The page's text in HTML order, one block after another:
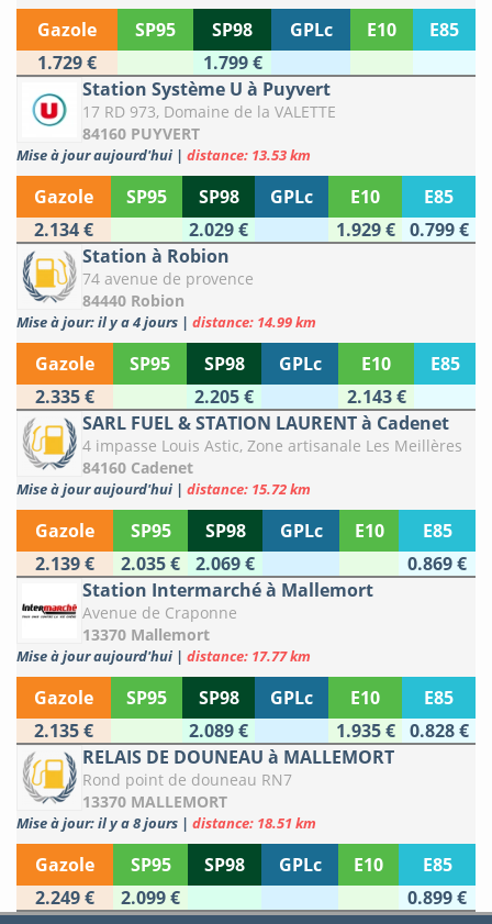
Gazole SP95 SP98 GPLc E10
E85
1.729 €
1.799 €
Station Système U à Puyvert
17 RD 973, Domaine de la VALETTE
84160 PUYVERT
Mise à jour aujourd'hui | distance: 13.53 km
Gazole SP95 SP98 GPLc E10
E85
2.134 €
2.029 € 1.929 €
0.799 €
Station à Robion
74 avenue de provence
84440 Robion
Mise à jour: il y a 4 jours | distance: 14.99 km
Gazole SP95 SP98 GPLc E10
E85
2.335 €
2.205 €
2.143 €
SARL FUEL & STATION LAURENT à Cadenet
4 impasse Louis Astic, Zone artisanale Les Meillères
84160 Cadenet
Mise à jour aujourd'hui | distance: 15.72 km
Gazole SP95 SP98 GPLc E10
E85
2.139 €
2.035 € 2.069 €
0.869 €
Station Intermarché à Mallemort
Avenue de Craponne
13370 Mallemort
Mise à jour aujourd'hui | distance: 17.77 km
Gazole SP95 SP98 GPLc E10
E85
2.135 €
2.089 € 1.935 €
0.828 €
RELAIS DE DOUNEAU à MALLEMORT
Rond point de douneau RN7
13370 MALLEMORT
Mise à jour: il y a 8 jours | distance: 18.51 km
Gazole SP95 SP98 GPLc E10
E85
2.249 €
2.099 € 0.899 €